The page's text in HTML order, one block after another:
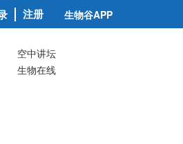
注册 生物谷APP
空中讲坛
生物在线